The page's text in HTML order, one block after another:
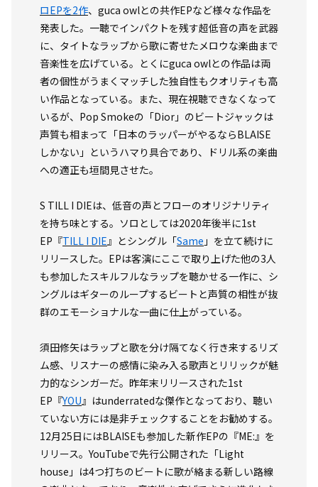
ロEPを2作、guca owlとの共作EPなど様々な作品を
発表した。一聴でインパクトを残す超低音の声を武器
に、タイトなラップから歌に寄せたメロウな楽曲まで
音楽性を広げている。とくにguca owlとの作品は両
者の個性がうまくマッチした独自性もクオリティも高
い作品となっている。また、現在視聴できなくなって
いるが、Pop Smokeの「Dior」のビートジャックは
声質も相まって「日本のラッパーがやるならBLAISE
しかない」というハマり具合であり、ドリル系の楽曲
への適正も垣間見させた。
S TILL I DIEは、低音の声とフローのオリジナリティ
を持ち味とする。ソロとしては2020年後半に1st
EP『TILL I DIE 』とシングル「Same 」を立て続けに
リリースした。EPは客演にここで取り上げた他の3人
も参加したスキルフルなラップを聴かせる一作に、シ
ングルはギターのループするビートと声質の相性が抜
群のエモーショナルな一曲に仕上がっている。
須田修矢はラップと歌を分け隔てなく行き来するリズ
ム感、リスナーの感情に染み入る歌声とリリックが魅
力的なシンガーだ。昨年末リリースされた1st
EP『YOU 』はunderratedな傑作となっており、聴い
ていない方には是非チェックすることをお勧めする。
12月25日にはBLAISEも参加した新作EPの『ME:』を
リリース。YouTubeで先行公開された「Light
house」は4つ打ちのビートに歌が絡まる新しい路線